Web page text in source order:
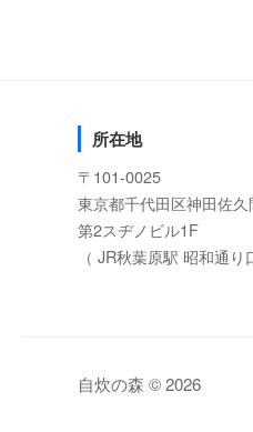
所在地
〒101-0025
東京都千代田区神田佐
第2スヂノビル1F
（ JR秋葉原駅 昭和通り
自炊の森 © 2026